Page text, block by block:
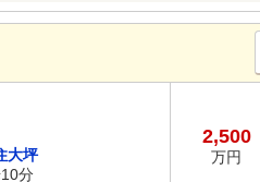
大坪
分
2,500
万円